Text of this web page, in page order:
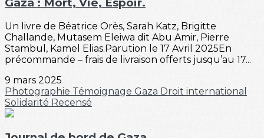
Un livre de Béatrice Orès, Sarah Katz, Brigitte
Challande, Mutasem Eleiwa dit Abu Amir, Pierre
Stambul, Kamel Elias.Parution le 17 Avril 2025En
précommande – frais de livraison offerts jusqu’au 17...
9 mars 2025
Photographie Témoignage Gaza Droit international
Solidarité Recensé